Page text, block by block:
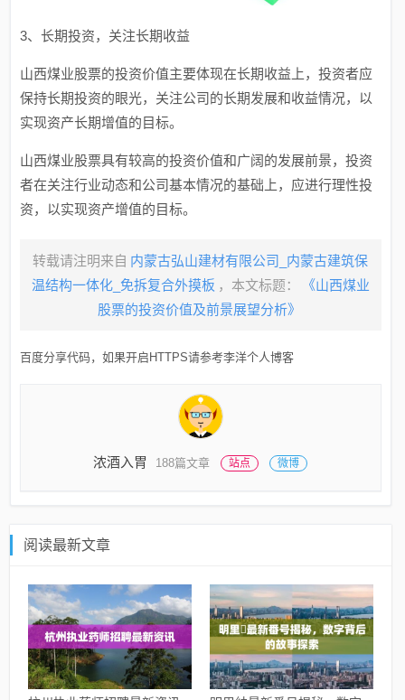
3、长期投资，关注长期收益
山西煤业股票的投资价值主要体现在长期收益上，投资者应
保持长期投资的眼光，关注公司的长期发展和收益情况，以
实现资产长期增值的目标。
山西煤业股票具有较高的投资价值和广阔的发展前景，投资
者在关注行业动态和公司基本情况的基础上，应进行理性投
资，以实现资产增值的目标。
转载请注明来自 内蒙古弘山建材有限公司_内蒙古建筑保
温结构一体化_免拆复合外摸板 ，本文标题：
《山西煤业
股票的投资价值及前景展望分析》
百度分享代码，如果开启HTTPS请参考李洋个人博客
浓酒入胃 188篇文章 站点 微博
阅读最新文章